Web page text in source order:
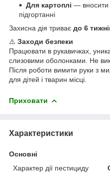
Для картоплі — вносити
підгортанні
Захисна дія триває до 6
⚠️ Заходи безпеки
Працювати в рукавичках,
слизовими оболонками. Не
Після роботи вимити руки з
для дітей і тварин місці.
Приховати
Характеристики
Основні
Характер дії пестициду